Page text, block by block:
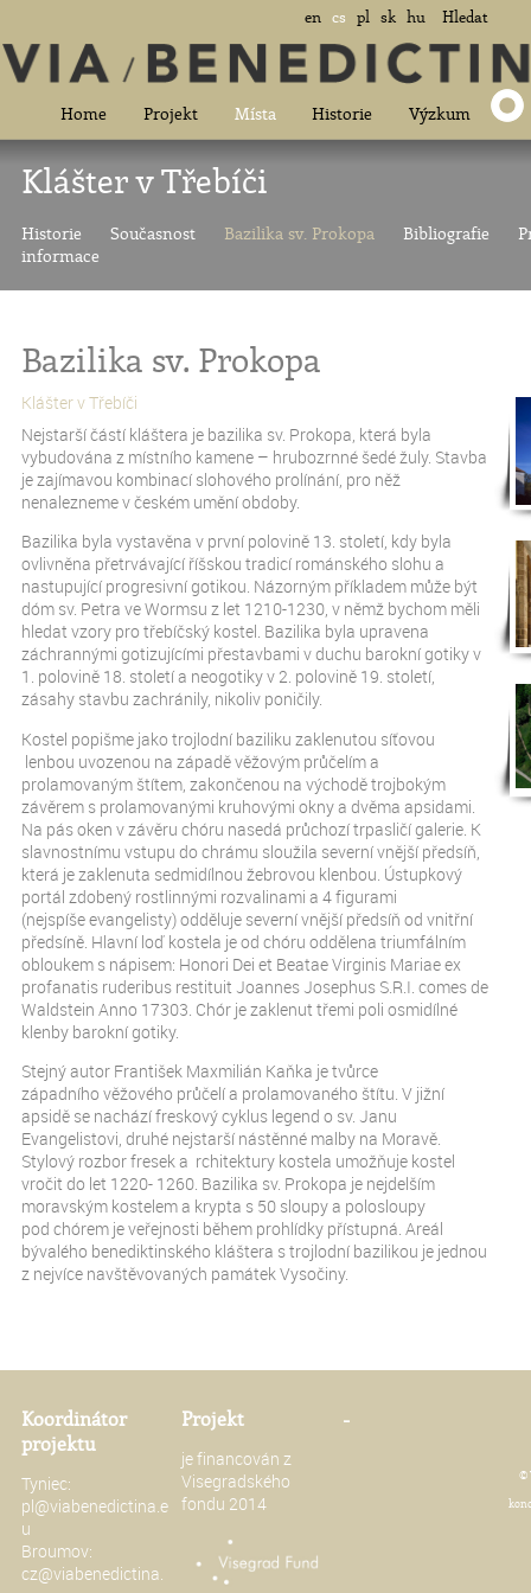
en cs pl sk hu Hledat
Home Projekt Místa Historie Výzkum
Klášter v Třebíči
Historie Současnost Bazilika sv. Prokopa Bibliografie
informace
Bazilika sv. Prokopa
Klášter v Třebíči
Nejstarší částí kláštera je bazilika sv. Prokopa, která byla
vybudována z místního kamene – hrubozrnné šedé žuly. Stavba
je zajímavou kombinací slohového prolínání, pro něž
nenalezneme v českém umění obdoby.
Bazilika byla vystavěna v první polovině 13. století, kdy byla
ovlivněna přetrvávající říšskou tradicí románského slohu a
nastupující progresivní gotikou. Názorným příkladem může být
dóm sv. Petra ve Wormsu z let 1210-1230, v němž bychom měli
hledat vzory pro třebíčský kostel. Bazilika byla upravena
záchrannými gotizujícími přestavbami v duchu barokní gotiky v
1. polovině 18. století a neogotiky v 2. polovině 19. století,
zásahy stavbu zachránily, nikoliv poničily.
Kostel popišme jako trojlodní baziliku zaklenutou síťovou
lenbou uvozenou na západě věžovým průčelím a
prolamovaným štítem, zakončenou na východě trojbokým
závěrem s prolamovanými kruhovými okny a dvěma apsidami.
Na pás oken v závěru chóru nasedá průchozí trpasličí galerie. K
slavnostnímu vstupu do chrámu sloužila severní vnější předsíň,
která je zaklenuta sedmidílnou žebrovou klenbou. Ústupkový
portál zdobený rostlinnými rozvalinami a 4 figurami
(nejspíše evangelisty) odděluje severní vnější předsíň od vnitřní
předsíně. Hlavní loď kostela je od chóru oddělena triumfálním
obloukem s nápisem: Honori Dei et Beatae Virginis Mariae ex
profanatis ruderibus restituit Joannes Josephus S.R.I. comes de
Waldstein Anno 17303. Chór je zaklenut třemi poli osmidílné
klenby barokní gotiky.
Stejný autor František Maxmilián Kaňka je tvůrce
západního věžového průčelí a prolamovaného štítu. V jižní
apsidě se nachází freskový cyklus legend o sv. Janu
Evangelistovi, druhé nejstarší nástěnné malby na Moravě.
Stylový rozbor fresek a rchitektury kostela umožňuje kostel
vročit do let 1220- 1260. Bazilika sv. Prokopa je nejdelším
moravským kostelem a krypta s 50 sloupy a polosloupy
pod chórem je veřejnosti během prohlídky přístupná. Areál
bývalého benediktinského kláštera s trojlodní bazilikou je jednou
z nejvíce navštěvovaných památek Vysočiny.
Koordinátor
projektu
Tyniec:
pl@viabenedictina.e
u
Broumov:
cz@viabenedictina.
Projekt
je financován z
Visegradského
fondu 2014
-
©